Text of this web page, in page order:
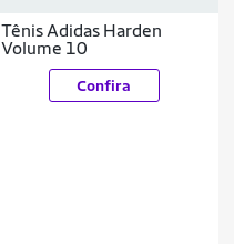
Tênis Adidas Harden
Volume 10
Confira